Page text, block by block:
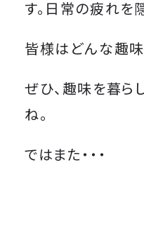
す。日常の疲れを
皆様はどんな趣
ぜひ、趣味を暮ら
ね。
ではまた・・・